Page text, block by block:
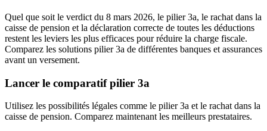
Quel que soit le verdict du 8 mars 2026, le pilier 3a, le rachat dans la
caisse de pension et la déclaration correcte de toutes les déductions
restent les leviers les plus efficaces pour réduire la charge fiscale.
Comparez les solutions pilier 3a de différentes banques et assurances
avant un versement.
Lancer le comparatif pilier 3a
Utilisez les possibilités légales comme le pilier 3a et le rachat dans la
caisse de pension. Comparez maintenant les meilleurs prestataires.